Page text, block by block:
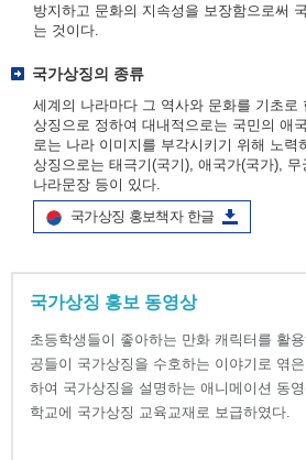
방지하고 문화의 지속성을 보장함으로써
는 것이다.
국가상징의 종류
세계의 나라마다 그 역사와 문화를 기초로
상징으로 정하여 대내적으로는 국민의 애
로는 나라 이미지를 부각시키기 위해 노력
상징으로는 태극기(국기), 애국가(국가),
나라문장 등이 있다.
국가상징 홍보책자 한글
국가상징 홍보 동영상
초등학생들이 좋아하는 만화 캐릭터를 활
공들이 국가상징을 수호하는 이야기로 엮
하여 국가상징을 설명하는 애니메이션 동
학교에 국가상징 교육교재로 보급하였다.